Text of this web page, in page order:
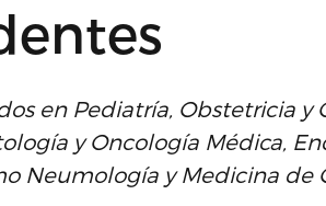
en Pediatría, Obstetricia y
y Oncología Médica,
Neumología y Medicina de